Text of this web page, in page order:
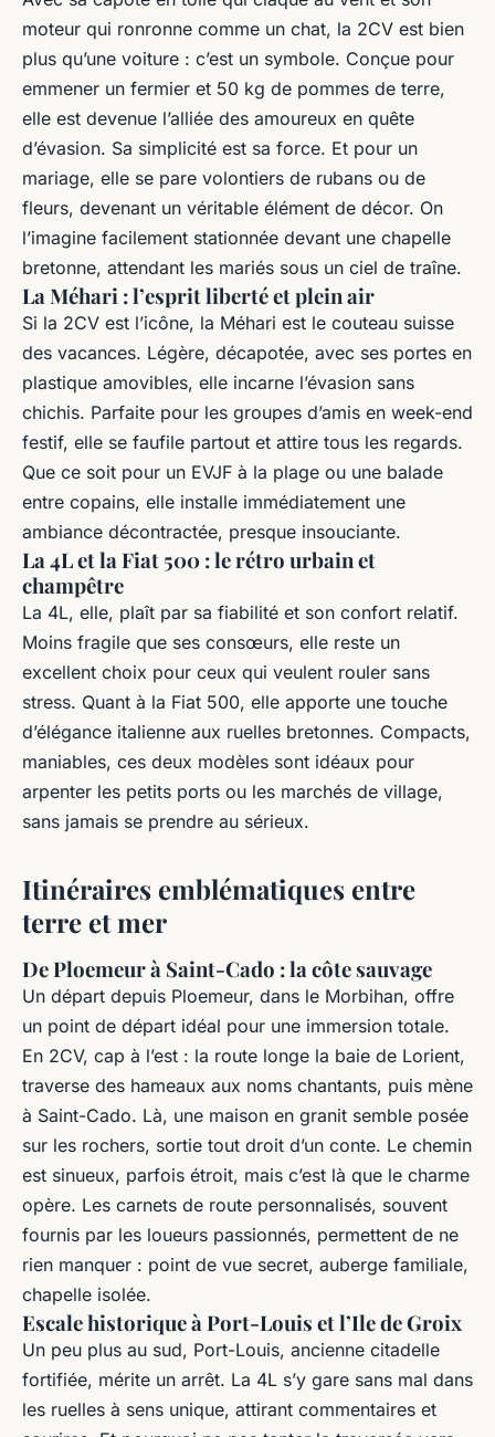
moteur qui ronronne comme un chat, la 2CV est bien
plus qu’une voiture : c’est un symbole. Conçue pour
emmener un fermier et 50 kg de pommes de terre,
elle est devenue l’alliée des amoureux en quête
d’évasion. Sa simplicité est sa force. Et pour un
mariage, elle se pare volontiers de rubans ou de
fleurs, devenant un véritable élément de décor. On
l’imagine facilement stationnée devant une chapelle
bretonne, attendant les mariés sous un ciel de traîne.
La Méhari : l’esprit liberté et plein air
Si la 2CV est l’icône, la Méhari est le couteau suisse
des vacances. Légère, décapotée, avec ses portes en
plastique amovibles, elle incarne l’évasion sans
chichis. Parfaite pour les groupes d’amis en week-end
festif, elle se faufile partout et attire tous les regards.
Que ce soit pour un EVJF à la plage ou une balade
entre copains, elle installe immédiatement une
ambiance décontractée, presque insouciante.
La 4L et la Fiat 500 : le rétro urbain et
champêtre
La 4L, elle, plaît par sa fiabilité et son confort relatif.
Moins fragile que ses consœurs, elle reste un
excellent choix pour ceux qui veulent rouler sans
stress. Quant à la Fiat 500, elle apporte une touche
d’élégance italienne aux ruelles bretonnes. Compacts,
maniables, ces deux modèles sont idéaux pour
arpenter les petits ports ou les marchés de village,
sans jamais se prendre au sérieux.
Itinéraires emblématiques entre
terre et mer
De Ploemeur à Saint-Cado : la côte sauvage
Un départ depuis Ploemeur, dans le Morbihan, offre
un point de départ idéal pour une immersion totale.
En 2CV, cap à l’est : la route longe la baie de Lorient,
traverse des hameaux aux noms chantants, puis mène
à Saint-Cado. Là, une maison en granit semble posée
sur les rochers, sortie tout droit d’un conte. Le chemin
est sinueux, parfois étroit, mais c’est là que le charme
opère. Les carnets de route personnalisés, souvent
fournis par les loueurs passionnés, permettent de ne
rien manquer : point de vue secret, auberge familiale,
chapelle isolée.
Escale historique à Port-Louis et l’Ile de Groix
Un peu plus au sud, Port-Louis, ancienne citadelle
fortifiée, mérite un arrêt. La 4L s’y gare sans mal dans
les ruelles à sens unique, attirant commentaires et